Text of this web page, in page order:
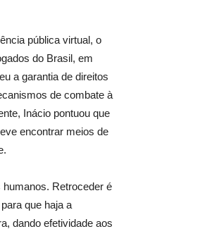
pública virtual, o
do Brasil, em
a garantia de direitos
de combate à
Inácio pontuou que
encontrar meios de
humanos. Retroceder é
que haja a
dando efetividade aos